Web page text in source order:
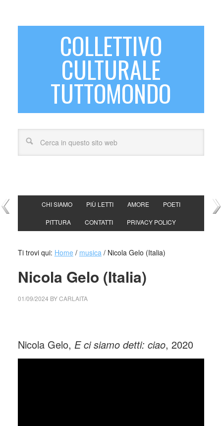
COLLETTIVO
CULTURALE
TUTTOMONDO
CHI SIAMO PIÙ LETTI AMORE POETI
PITTURA CONTATTI PRIVACY POLICY
Ti trovi qui: Home / musica /Nicola Gelo (Italia)
Nicola Gelo (Italia)
01/09/2024 BYCARLAITA
Nicola Gelo, E ci siamo detti: ciao, 2020